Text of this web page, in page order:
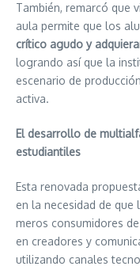
También, remarcó que
aula permite que los
crítico agudo y
logrando así que la
escenario de
activa.
El desarrollo de
estudiantiles
Esta renovada
en la necesidad de
meros consumidores
en creadores y
utilizando canales